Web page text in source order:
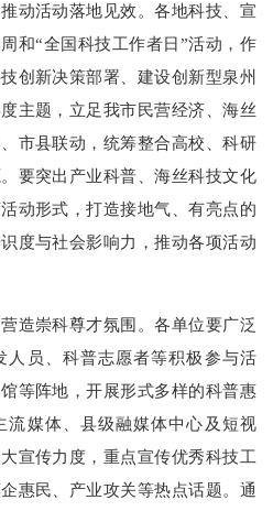
活动落地见效。各地科技、宣
和“全国科技工作者日”活动，作
创新决策部署、建设创新型泉州
主题，立足我市民营经济、海丝
市县联动，统筹整合高校、科研
要突出产业科普、海丝科技文化
动形式，打造接地气、有亮点的
度与社会影响力，推动各项活动
崇科尊才氛围。各单位要广泛
人员、科普志愿者等积极参与活
等阵地，开展形式多样的科普惠
流媒体、县级融媒体中心及短视
宣传力度，重点宣传优秀科技工
惠民、产业攻关等热点话题。通